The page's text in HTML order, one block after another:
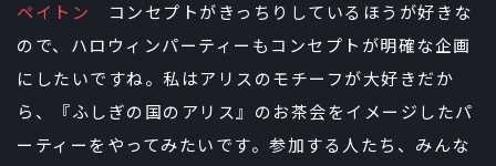
ペイトン コンセプトがきっちりしているほうが好きな
ので、ハロウィンパーティーもコンセプトが明確な企画
にしたいですね。私はアリスのモチーフが大好きだか
ら、『ふしぎの国のアリス』のお茶会をイメージしたパ
ーティーをやってみたいです。参加する人たち、みんな